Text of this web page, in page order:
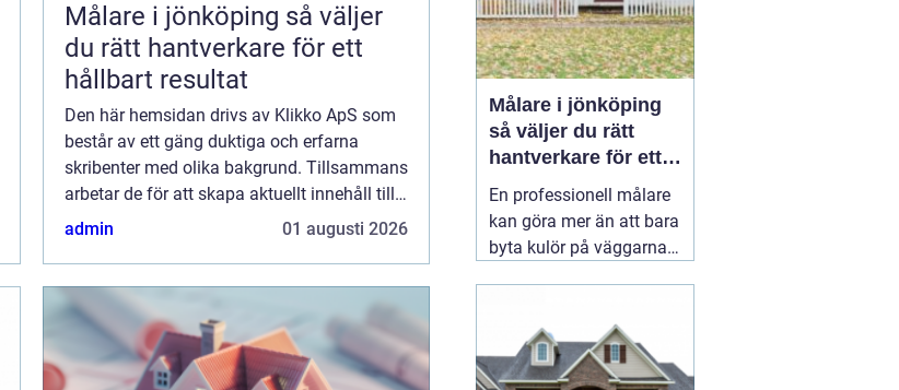
Målare i jönköping så väljer
du rätt hantverkare för ett
hållbart resultat
Den här hemsidan drivs av Klikko ApS som
består av ett gäng duktiga och erfarna
skribenter med olika bakgrund. Tillsammans
arbetar de för att skapa aktuellt innehåll till
den här sidan. Vi vet hur utmanande det är
admin 01 augusti 2026
Målare i jönköping
så väljer du rätt
hantverkare för ett
hållbart resultat
En professionell målare
kan göra mer än att bara
byta kulör på väggarna.
slitage och fukt, lyfter
helhetsintrycket och kan
till och med höja värdet